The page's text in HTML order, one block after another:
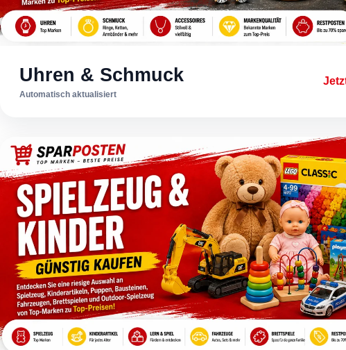
Uhren & Schmuck
Automatisch aktualisiert